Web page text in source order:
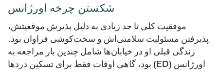
شکستن چرخه اورژانس
موفقیت کلی تا حد زیادی به دلیل پذیرش موقعیتش،
پذیرفتن مسئولیت سلامتی‌اش و سخت‌کوشی فراوان بود.
زندگی قبلی او در خیابان‌ها شامل چندین بار مراجعه به
اورژانس (ED) بود، گاهی اوقات فقط برای تسکین دردها